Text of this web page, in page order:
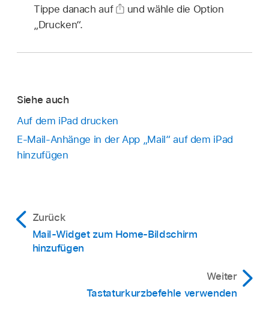
Tippe danach auf
und wähle die Option
„Drucken“.
Siehe auch
Auf dem iPad drucken
E-Mail-Anhänge in der App „Mail“ auf dem iPad
hinzufügen
Zurück
Mail-Widget zum Home-Bildschirm
hinzufügen
Weiter
Tastaturkurzbefehle verwenden